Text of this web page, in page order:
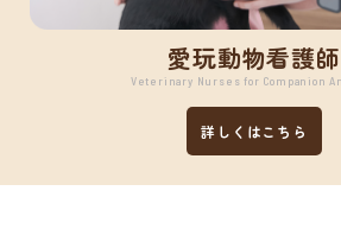
愛玩動物看護師
Veterinary Nurses for Companion
詳しくはこちら